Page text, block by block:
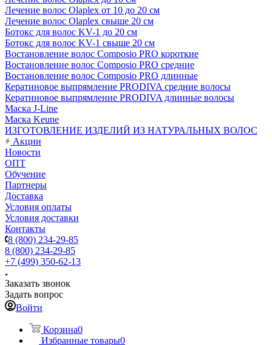
Лечение волос Olapleх от 10 до 20 см
Лечение волос Olapleх свыше 20 см
Ботокс для волос KV-1 до 20 см
Ботокс для волос KV-1 свыше 20 см
Востановление волос Composio PRO короткие
Востановление волос Composio PRO средние
Востановление волос Composio PRO длинные
Кератиновое выпрямление PRODIVA средние волосы
Кератиновое выпрямление PRODIVA длинные волосы
Маска J-Line
Маска Keune
ИЗГОТОВЛЕНИЕ ИЗДЕЛИЙ ИЗ НАТУРАЛЬНЫХ ВОЛОС
Акции
Новости
ОПТ
Обучение
Партнеры
Доставка
Условия оплаты
Условия доставки
Контакты
8 (800) 234-29-85
8 (800) 234-29-85
+7 (499) 350-62-13
Заказать звонок
Задать вопрос
Войти
Корзина0
Избранные товары0